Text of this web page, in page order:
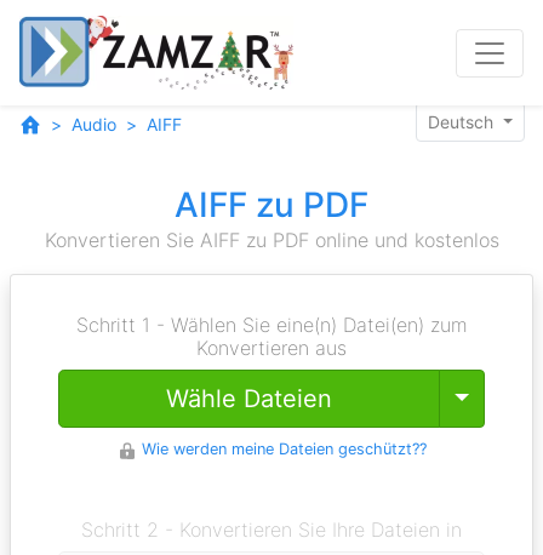
Audio AIFF Deutsch
AIFF zu PDF
Konvertieren Sie AIFF zu PDF online und kostenlos
Schritt 1 - Wählen Sie eine(n) Datei(en) zum
Konvertieren aus
Wähle Dateien Toggle
Wie werden meine Dateien geschützt??
Schritt 2 - Konvertieren Sie Ihre Dateien in